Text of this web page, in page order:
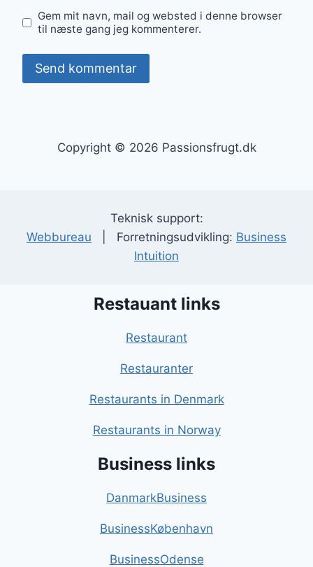
Gem mit navn, mail og websted i denne browser
til næste gang jeg kommenterer.
Copyright © 2026 Passionsfrugt.dk
Teknisk support:
Webbureau | Forretningsudvikling: Business
Intuition
Restauant links
Restaurant
Restauranter
Restaurants in Denmark
Restaurants in Norway
Business links
DanmarkBusiness
BusinessKøbenhavn
BusinessOdense